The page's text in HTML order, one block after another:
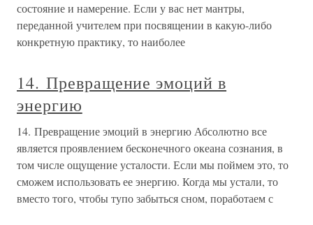
состояние и намерение. Если у вас нет мантры,
переданной учителем при посвящении в какую-либо
конкретную практику, то наиболее
14. Превращение эмоций в
энергию
14. Превращение эмоций в энергию Абсолютно все
является проявлением бесконечного океана сознания, в
том числе ощущение усталости. Если мы поймем это, то
сможем использовать ее энергию. Когда мы устали, то
вместо того, чтобы тупо забыться сном, поработаем с